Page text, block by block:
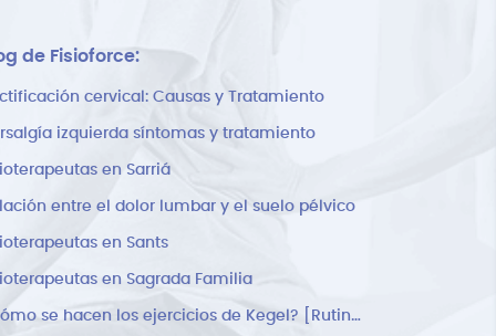
de Fisioforce:
cervical: Causas y Tratamiento
izquierda síntomas y tratamiento
en Sarriá
entre el dolor lumbar y el suelo pélvico
en Sants
en Sagrada Familia
¿Cómo se hacen los ejercicios de Kegel? [Rutina]